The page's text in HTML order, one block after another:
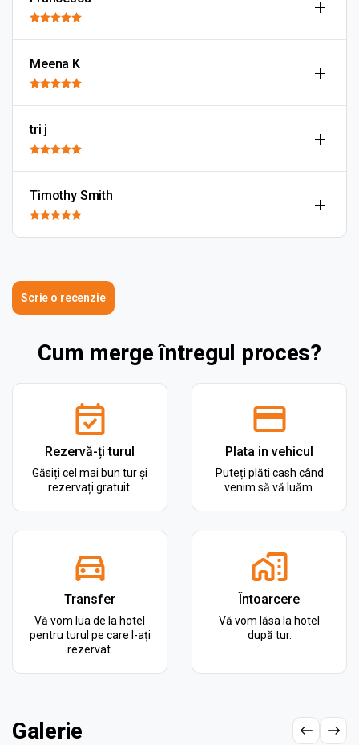
Meena K
tri j
Timothy Smith
Scrie o recenzie
Cum merge întregul proces?
Rezervă-ți turul
Găsiți cel mai bun tur și
rezervați gratuit.
Plata in vehicul
Puteți plăti cash când
venim să vă luăm.
Transfer
Vă vom lua de la hotel
pentru turul pe care l-ați
rezervat.
Întoarcere
Vă vom lăsa la hotel
după tur.
Galerie